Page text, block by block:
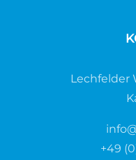
Lechfelder
+49